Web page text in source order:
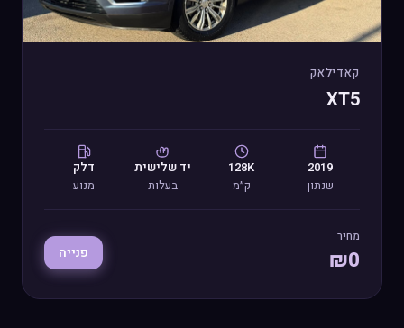
קאדילאק
XT5
2019
שנתון
128K
ק״מ
ידשלישית
בעלות
דלק
מנוע
מחיר
₪0 פנייה